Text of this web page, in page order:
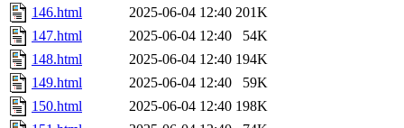
146.html
2025-06-04 12:40 201K
147.html
2025-06-04 12:40
54K
148.html
2025-06-04 12:40 194K
149.html
2025-06-04 12:40
59K
150.html
2025-06-04 12:40 198K